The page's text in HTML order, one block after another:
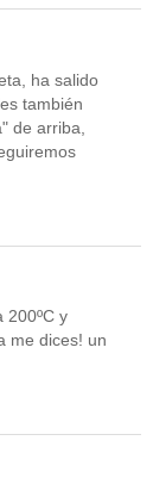
ha salido
también
de arriba,
200ºC y
me dices! un